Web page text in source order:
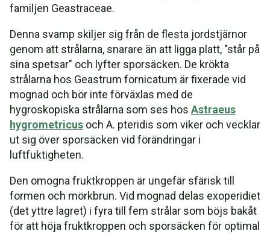
familjen Geastraceae.
Denna svamp skiljer sig från de flesta jordstjärnor
genom att strålarna, snarare än att ligga platt, "står på
sina spetsar" och lyfter sporsäcken. De krökta
strålarna hos Geastrum fornicatum är fixerade vid
mognad och bör inte förväxlas med de
hygroskopiska strålarna som ses hos Astraeus
hygrometricus och A. pteridis som viker och vecklar
ut sig över sporsäcken vid förändringar i
luftfuktigheten.
Den omogna fruktkroppen är ungefär sfärisk till
formen och mörkbrun. Vid mognad delas exoperidiet
(det yttre lagret) i fyra till fem strålar som böjs bakåt
för att höja fruktkroppen och sporsäcken för optimal